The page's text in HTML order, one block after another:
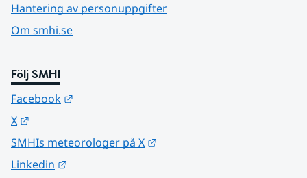
Hantering av personuppgifter
Om smhi.se
Följ SMHI
Facebook
X
SMHIs meteorologer på X
Linkedin